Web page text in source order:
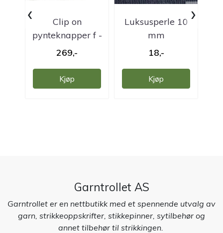
Clip on
pynteknapper f -
pk.2 stk.
269,-
Kjøp
Luksusperle 10
mm
18,-
Kjøp
‹ ›
Garntrollet AS
Garntrollet er en nettbutikk med et spennende utvalg av
garn, strikkeoppskrifter, stikkepinner, sytilbehør og
annet tilbehør til strikkingen.